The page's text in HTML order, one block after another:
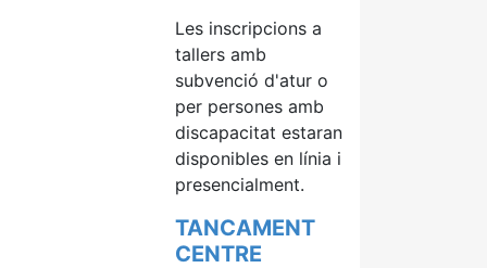
Les inscripcions a
tallers amb
subvenció d'atur o
per persones amb
discapacitat estaran
disponibles en línia i
presencialment.
TANCAMENT
CENTRE